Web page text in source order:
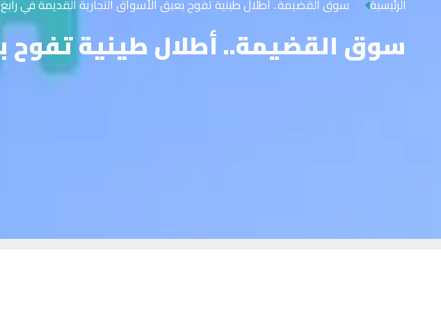
الرئيسية سوق القضيمة.. أطلال طينية تفوح بعبق الأسواق التجارية القديمة في رابغ
سوق القضيمة.. أطلال طينية تفوح